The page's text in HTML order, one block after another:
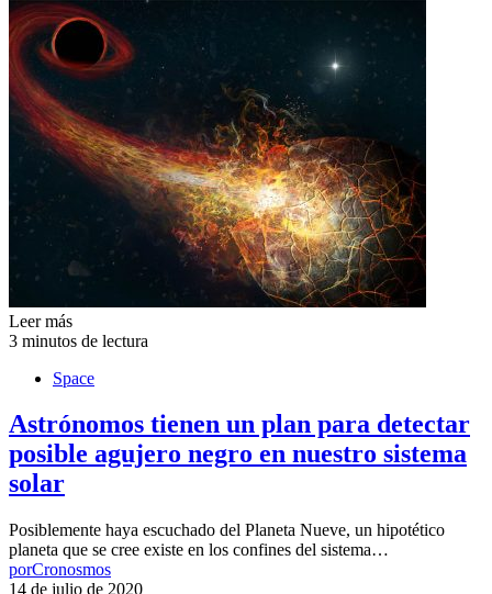
Leer más
3 minutos de lectura
Space
Astrónomos tienen un plan para detectar
posible agujero negro en nuestro sistema
solar
Posiblemente haya escuchado del Planeta Nueve, un hipotético
planeta que se cree existe en los confines del sistema…
porCronosmos
14 de julio de 2020